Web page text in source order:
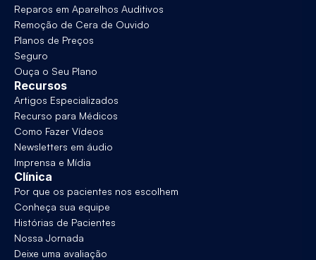
Reparos em Aparelhos Auditivos
Remoção de Cera de Ouvido
Planos de Preços
Seguro
Ouça o Seu Plano
Recursos
Artigos Especializados
Recurso para Médicos
Como Fazer Vídeos
Newsletters em áudio
Imprensa e Mídia
Clínica
Por que os pacientes nos escolhem
Conheça sua equipe
Histórias de Pacientes
Nossa Jornada
Deixe uma avaliação